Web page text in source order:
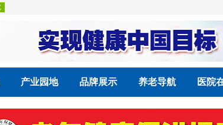
产业园地 品牌展示 养老导航 医院